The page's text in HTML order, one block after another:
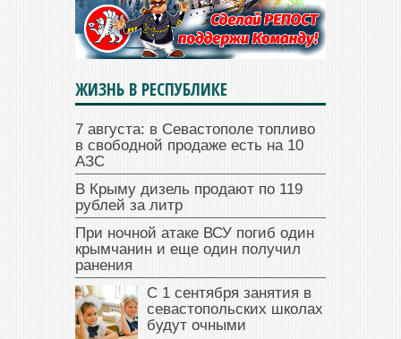
ЖИЗНЬ В РЕСПУБЛИКЕ
7 августа: в Севастополе топливо
в свободной продаже есть на 10
АЗС
В Крыму дизель продают по 119
рублей за литр
При ночной атаке ВСУ погиб один
крымчанин и еще один получил
ранения
С 1 сентября занятия в
севастопольских школах
будут очными